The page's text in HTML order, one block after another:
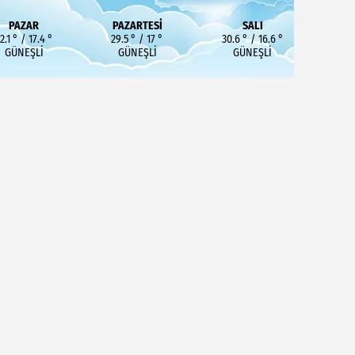
PAZAR
° / 17.4 °
GÜNEŞLI
PAZARTESI
29.5 ° / 17 °
GÜNEŞLI
SALI
30.6 ° / 16.6 °
GÜNEŞLI